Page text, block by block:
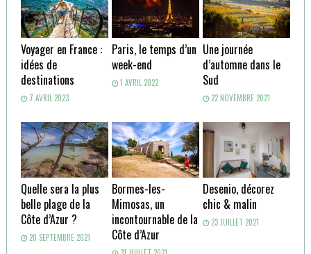
Voyager en France :
idées de
destinations
7 AVRIL 2023
Paris, le temps d’un
week-end
1 AVRIL 2022
Une journée
d’automne dans le
Sud
22 NOVEMBRE 2021
Quelle sera la plus
belle plage de la
Côte d’Azur ?
20 SEPTEMBRE 2021
Bormes-les-
Mimosas, un
incontournable de la
Côte d’Azur
Desenio, décorez
chic & malin
23 JUILLET 2021